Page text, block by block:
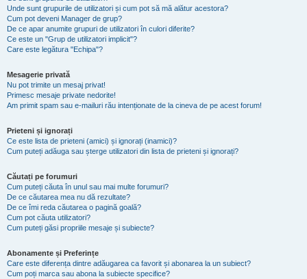
Unde sunt grupurile de utilizatori și cum pot să mă alătur acestora?
Cum pot deveni Manager de grup?
De ce apar anumite grupuri de utilizatori în culori diferite?
Ce este un "Grup de utilizatori implicit"?
Care este legătura "Echipa"?
Mesagerie privată
Nu pot trimite un mesaj privat!
Primesc mesaje private nedorite!
Am primit spam sau e-mailuri rău intenționate de la cineva de pe acest forum!
Prieteni și ignorați
Ce este lista de prieteni (amici) și ignorați (inamici)?
Cum puteți adăuga sau șterge utilizatori din lista de prieteni și ignorați?
Căutați pe forumuri
Cum puteți căuta în unul sau mai multe forumuri?
De ce căutarea mea nu dă rezultate?
De ce îmi reda căutarea o pagină goală?
Cum pot căuta utilizatori?
Cum puteți găsi propriile mesaje și subiecte?
Abonamente și Preferințe
Care este diferența dintre adăugarea ca favorit și abonarea la un subiect?
Cum poți marca sau abona la subiecte specifice?